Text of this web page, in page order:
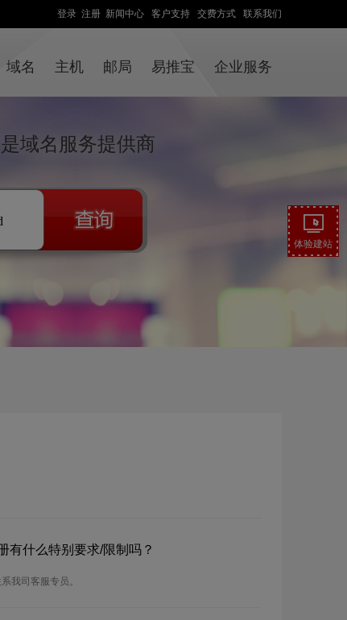
登录 注册 新闻中心 客户支持 交费方式 联系我们
域名 主机 邮局 易推宝 企业服务
域名服务提供商
有什么特别要求/限制吗？
我司客服专员。
体验建站